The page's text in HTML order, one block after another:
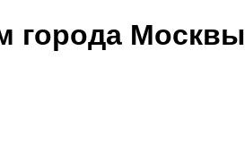
города Москвы